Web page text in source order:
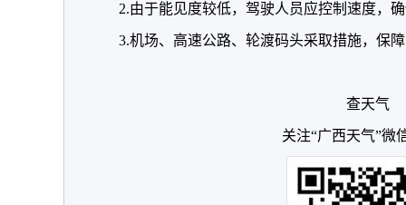
2.由于能见度较低，驾驶人员应控制速度，
3.机场、高速公路、轮渡码头采取措施，保
查天气
关注“广西天气”微